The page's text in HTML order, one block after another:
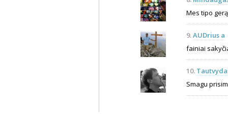
Mes tipo
9.AUDrius a
fainiai
10.
Smagu